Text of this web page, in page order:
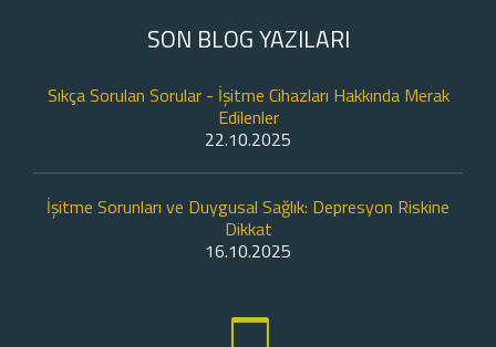
SON BLOG YAZILARI
Sıkça Sorulan Sorular - İşitme Cihazları Hakkında Merak
Edilenler
22.10.2025
İşitme Sorunları ve Duygusal Sağlık: Depresyon Riskine
Dikkat
16.10.2025